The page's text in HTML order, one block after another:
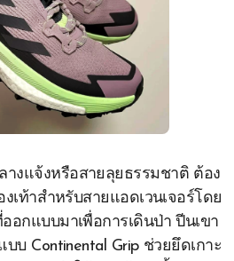
งแจ้งหรือสายลุยธรรมชาติ ต้อง
เท้าสำหรับสายแอดเวนเจอร์โดย
อกแบบมาเพื่อการเดินป่า ปีนเขา
บบ Continental Grip ช่วยยึดเกาะ